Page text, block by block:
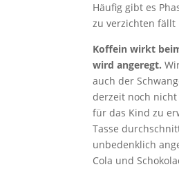
Häufig gibt es
zu verzichten fällt
Koffein wirkt
wird angeregt.
auch der
derzeit noch nicht
für das Kind zu
Tasse
unbedenklich
Cola und